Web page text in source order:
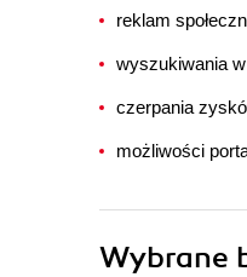
reklam
wyszukiwania
czerpania
możliwości
Wybrane